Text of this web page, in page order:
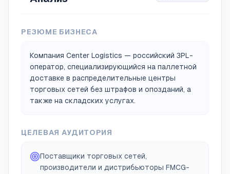
РЕЗЮМЕ БИЗНЕСА
Компания Center Logistics — российский 3PL-
оператор, специализирующийся на паллетной
доставке в распределительные центры
торговых сетей без штрафов и опозданий, а
также на складских услугах.
ЦЕЛЕВАЯ АУДИТОРИЯ
Поставщики торговых сетей,
производители и дистрибьюторы FMCG-